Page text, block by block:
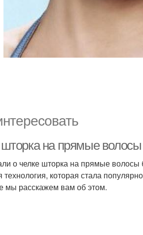
шторка на прямые волосы
о челке шторка на прямые волосы
технология, которая стала
мы расскажем вам об этом.